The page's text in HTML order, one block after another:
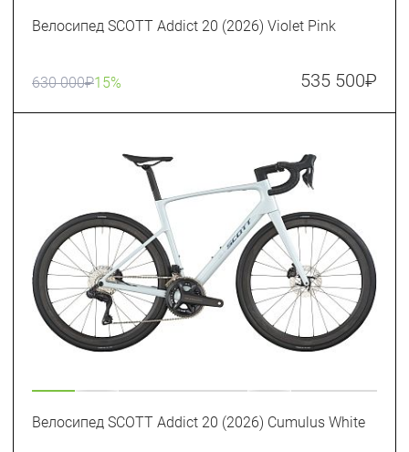
Велосипед SCOTT Addict 20 (2026) Violet Pink
630 000₽15% 535 500₽
Велосипед SCOTT Addict 20 (2026) Cumulus White